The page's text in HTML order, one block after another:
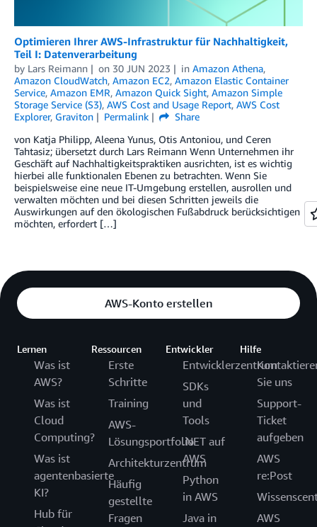
Optimieren Ihrer AWS-Infrastruktur für Nachhaltigkeit,
Teil I: Datenverarbeitung
by Lars Reimann on 30 JUN 2023 in Amazon Athena,
Amazon CloudWatch, Amazon EC2, Amazon Elastic Container
Service, Amazon EMR, Amazon Quick Sight, Amazon Simple
Storage Service (S3), AWS Cost and Usage Report, AWS Cost
Explorer, Graviton Permalink
Share
von Katja Philipp, Aleena Yunus, Otis Antoniou, und Ceren
Tahtasiz; übersetzt durch Lars Reimann Wenn Unternehmen ihr
Geschäft auf Nachhaltigkeitspraktiken ausrichten, ist es wichtig
hierbei alle funktionalen Ebenen zu betrachten. Wenn Sie
beispielsweise eine neue IT-Umgebung erstellen, ausrollen und
verwalten möchten und bei diesen Schritten jeweils die
Auswirkungen auf den ökologischen Fußabdruck berücksichtigen
möchten, erfordert […]
AWS-Konto erstellen
Lernen
Was ist
AWS?
Was ist
Cloud
Computing?
Was ist
agentenbasierte
KI?
Hub für
Ressourcen
Erste
Schritte
Training
AWS-
Lösungsportfolio
Architekturzentrum
Häufig
gestellte
Fragen
Entwickler
Entwicklerzentrum
SDKs
und
Tools
.NET auf
AWS
Python
in AWS
Java in
Hilfe
Sie uns
Support-
Ticket
aufgeben
AWS
re:Post
AWS